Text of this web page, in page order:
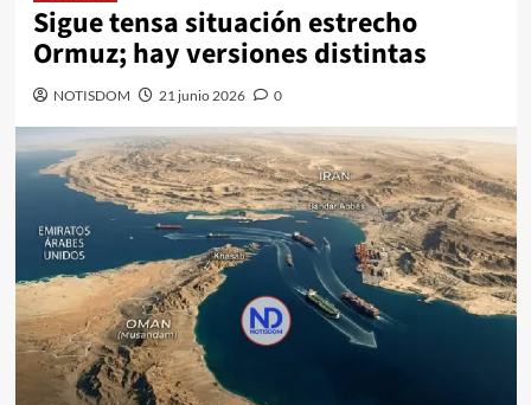
Sigue tensa situación estrecho
Ormuz; hay versiones distintas
NOTISDOM 21 junio 2026 0